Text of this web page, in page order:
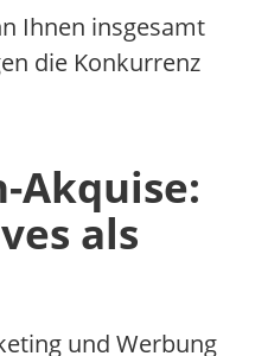
Ihnen insgesamt
die Konkurrenz
Akquise:
als
und Werbung